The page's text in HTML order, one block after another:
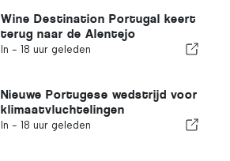
Wine Destination Portugal keert
terug naar de Alentejo
In - 18 uur geleden
Nieuwe Portugese wedstrijd voor
klimaatvluchtelingen
In - 18 uur geleden